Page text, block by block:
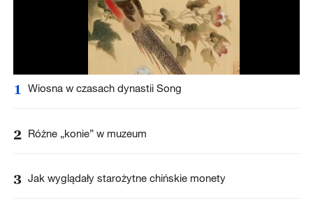
1 Wiosna w czasach dynastii Song
2 Różne „konie” w muzeum
3 Jak wyglądały starożytne chińskie monety